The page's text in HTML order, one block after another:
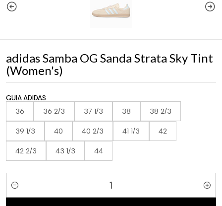
adidas Samba OG Sanda Strata Sky Tint
(Women's)
GUIA ADIDAS
36 36 2/3 37 1/3 38 38 2/3
39 1/3 40 40 2/3 41 1/3 42
42 2/3 43 1/3 44
Quantidade